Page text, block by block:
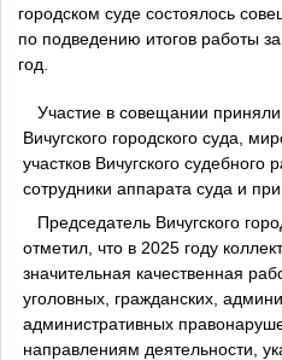
городском суде состоялось
по подведению итогов работы
год.
Участие в совещании приняли
Вичугского городского суда,
участков Вичугского судебного
сотрудники аппарата суда и
Председатель Вичугского
отметил, что в 2025 году
значительная качественная
уголовных, гражданских,
административных
направлениям деятельности,